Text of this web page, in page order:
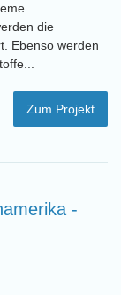
die
Ebenso werden
Zum Projekt
-